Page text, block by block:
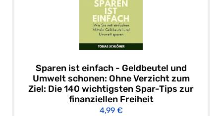
Sparen ist einfach - Geldbeutel und
Umwelt schonen: Ohne Verzicht zum
Ziel: Die 140 wichtigsten Spar-Tips zur
finanziellen Freiheit
4,99 €